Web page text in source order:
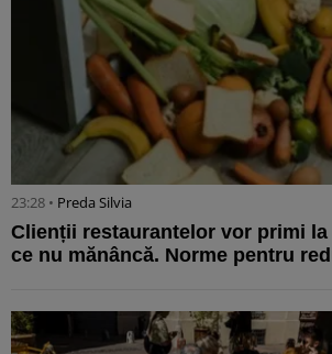
23:28 • Preda Silvia
Clienții restaurantelor vor primi
ce nu mănâncă. Norme pentru